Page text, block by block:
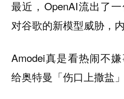
最近，OpenAI流出了
对谷歌的新模型威胁，
Amodei真是看热闹不
给奥特曼「伤口上撒盐」